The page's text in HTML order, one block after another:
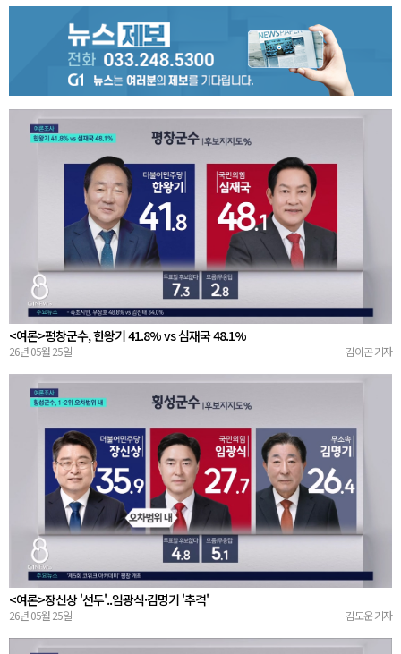
<여론>평창군수, 한왕기 41.8% vs 심재국 48.1%
26년 05월 25일 김이곤 기자
<여론>장신상 '선두'..임광식·김명기 '추격'
26년 05월 25일 김도운 기자